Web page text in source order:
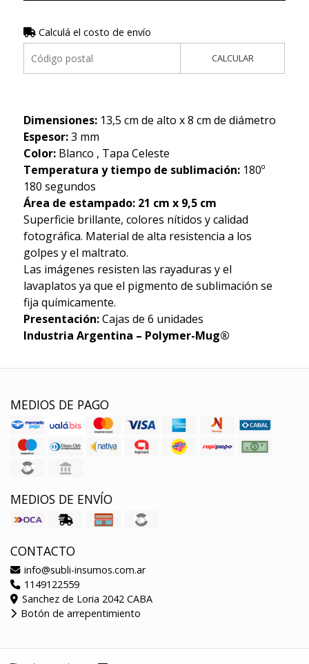
Calculá el costo de envío
CALCULAR
Dimensiones:13,5 cm de alto x 8 cm de diámetro
Espesor:3 mm
Color:Blanco , Tapa Celeste
Temperatura y tiempo de sublimación:180º
180 segundos
Área de estampado: 21 cm x 9,5 cm
Superficie brillante, colores nítidos y calidad
fotográfica. Material de alta resistencia a los
golpes y el maltrato.
Las imágenes resisten las rayaduras y el
lavaplatos ya que el pigmento de sublimación se
fija químicamente.
Presentación:Cajas de 6 unidades
Industria Argentina – Polymer-Mug®
MEDIOS DE PAGO
MEDIOS DE ENVÍO
CONTACTO
info@subli-insumos.com.ar
1149122559
Sanchez de Loria 2042 CABA
Botón de arrepentimiento